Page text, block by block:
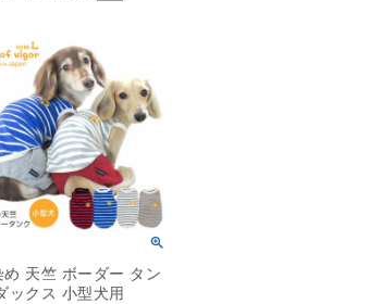
め 天竺 ボーダー タン
ックス 小型犬用